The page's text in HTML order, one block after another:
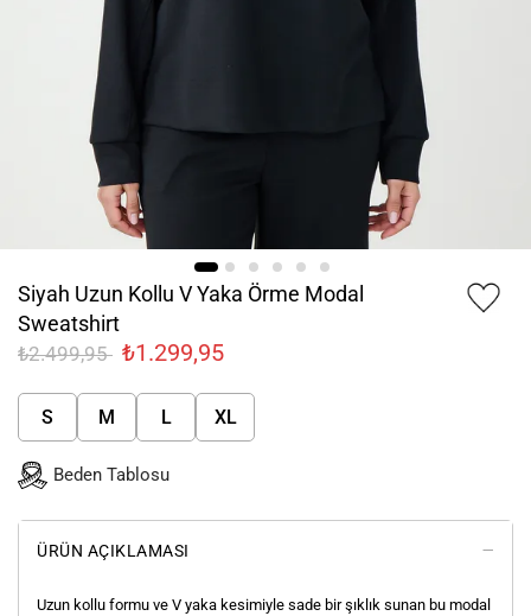
Siyah Uzun Kollu V Yaka Örme Modal
Sweatshirt
₺2.499,95 ₺1.299,95
S M L XL
Beden Tablosu
ÜRÜN AÇIKLAMASI
Uzun kollu formu ve V yaka kesimiyle sade bir şıklık sunan bu modal